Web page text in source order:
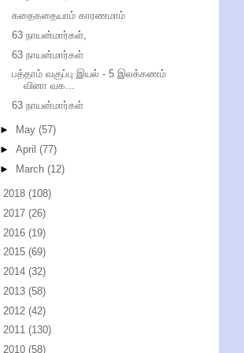
கதைகதையாம் காரணமாம்
63 நாயன்மார்கள்,
63 நாயன்மார்கள்
பத்தாம் வகுப்பு இயல் - 5 இலக்கணம்
வினா வக...
63 நாயன்மார்கள்
► May (57)
► April (77)
►
March (12)
2018 (108)
2017 (26)
2016 (19)
2015 (69)
2014 (32)
2013 (58)
2012 (42)
2011 (130)
2010 (58)